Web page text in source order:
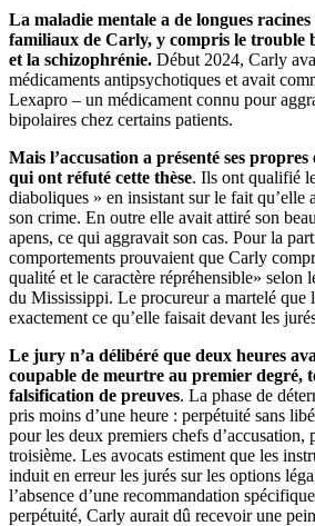
La maladie mentale a de longues racines
familiaux de Carly, y compris le trouble
et la schizophrénie. Début 2024, Carly
médicaments antipsychotiques et avait
Lexapro – un médicament connu pour
bipolaires chez certains patients.
Mais l’accusation a présenté ses
qui ont réfuté cette thèse. Ils ont qualifié
diaboliques » en insistant sur le fait qu’elle
son crime. En outre elle avait attiré son
apens, ce qui aggravait son cas. Pour la
comportements prouvaient que Carly
qualité et le caractère répréhensible» selon
du Mississippi. Le procureur a martelé que
exactement ce qu’elle faisait devant les
Le jury n’a délibéré que deux heures
coupable de meurtre au premier degré,
falsification de preuves. La phase de
pris moins d’une heure : perpétuité sans
pour les deux premiers chefs d’accusation,
troisième. Les avocats estiment que les
induit en erreur les jurés sur les options
l’absence d’une recommandation
perpétuité, Carly aurait dû recevoir une